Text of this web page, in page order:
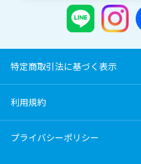
特定商取引法に基づく表示
利用規約
プライバシーポリシー